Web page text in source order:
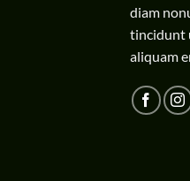
diam
tincidunt
aliquam